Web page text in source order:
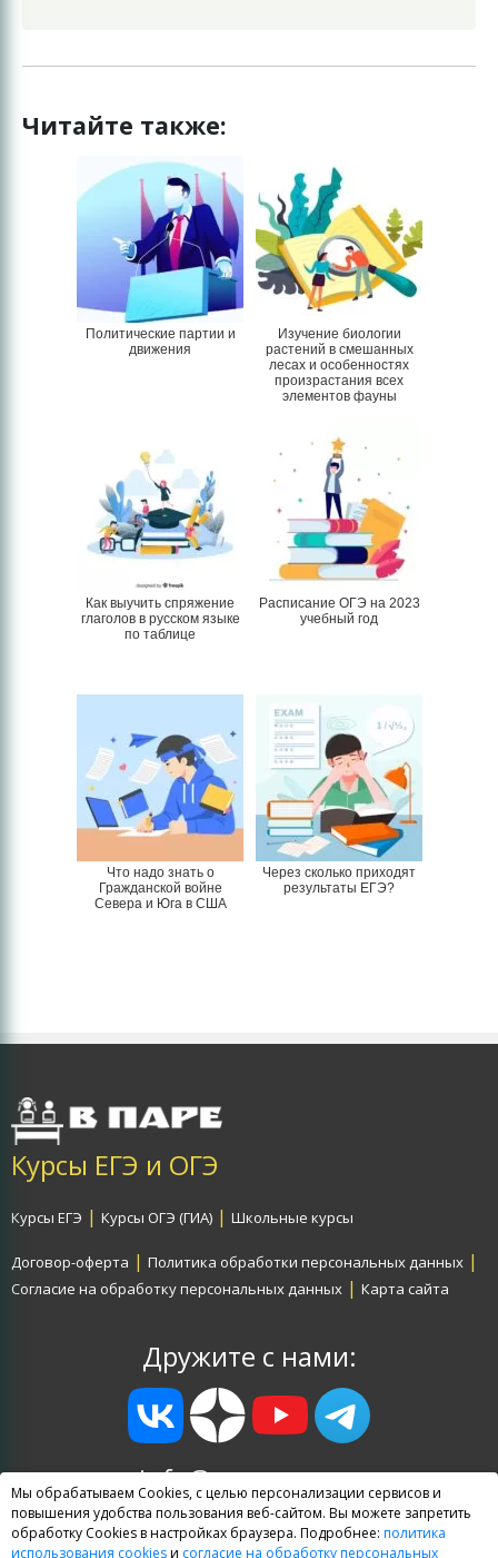
Читайте также:
Политические партии и
движения
Изучение биологии
растений в смешанных
лесах и особенностях
произрастания всех
элементов фауны
Как выучить спряжение
глаголов в русском языке
по таблице
Расписание ОГЭ на 2023
учебный год
Что надо знать о
Гражданской войне
Севера и Юга в США
Через сколько приходят
результаты ЕГЭ?
Мы обрабатываем Cookies, с целью персонализации сервисов и
повышения удобства пользования веб-сайтом. Вы можете запретить
обработку Cookies в настройках браузера. Подробнее: политика
использования cookiesи согласие на обработку персональных
Курсы ЕГЭ и ОГЭ
Курсы ЕГЭ | Курсы ОГЭ (ГИА) | Школьные курсы
Договор-оферта | Политика обработки персональных данных |
Согласие на обработку персональных данных | Карта сайта
Дружите с нами:
info@egevpare.ru
Все права защищены